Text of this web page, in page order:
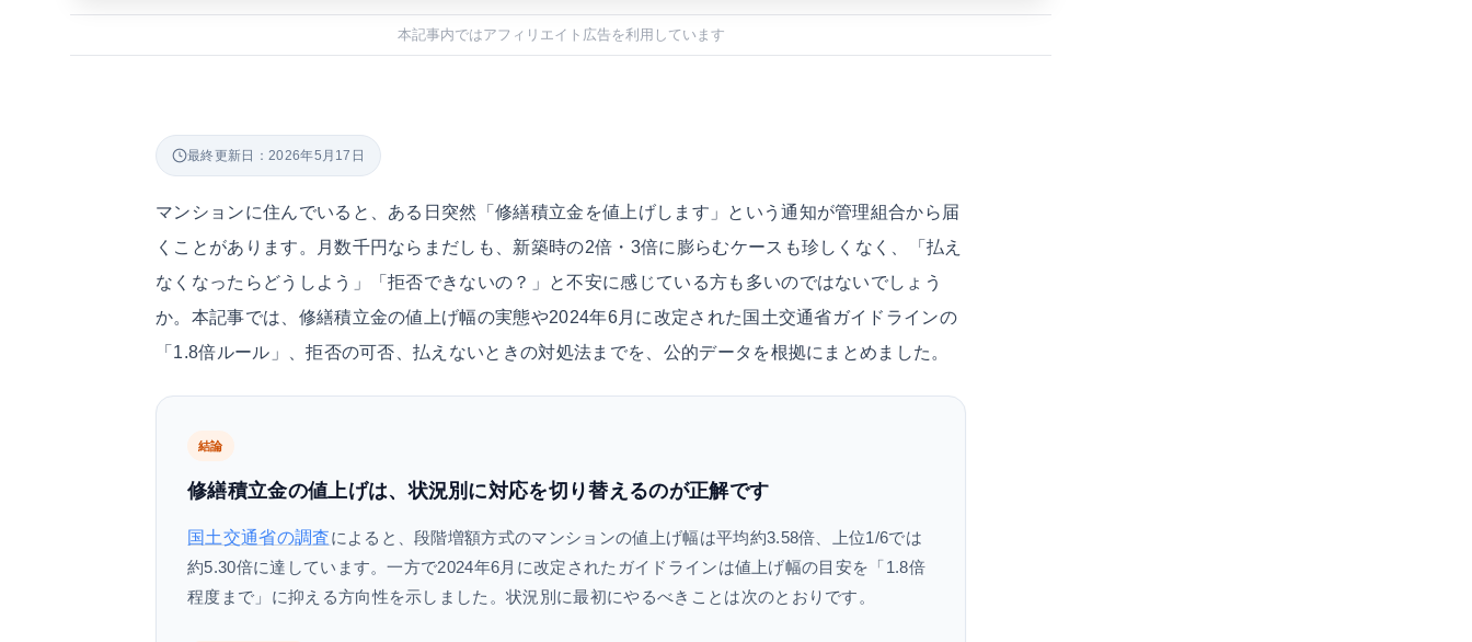
本記事内ではアフィリエイト広告を利用しています
最終更新日：2026年5月17日
マンションに住んでいると、ある日突然「修繕積立金を値上げします」という通知が管理組合から届
くことがあります。月数千円ならまだしも、新築時の2倍・3倍に膨らむケースも珍しくなく、「払え
なくなったらどうしよう」「拒否できないの？」と不安に感じている方も多いのではないでしょう
か。本記事では、修繕積立金の値上げ幅の実態や2024年6月に改定された国土交通省ガイドラインの
「1.8倍ルール」、拒否の可否、払えないときの対処法までを、公的データを根拠にまとめました。
結論
修繕積立金の値上げは、状況別に対応を切り替えるのが正解です
国土交通省の調査によると、段階増額方式のマンションの値上げ幅は平均約3.58倍、上位1/6では
約5.30倍に達しています。一方で2024年6月に改定されたガイドラインは値上げ幅の目安を「1.8倍
程度まで」に抑える方向性を示しました。状況別に最初にやるべきことは次のとおりです。